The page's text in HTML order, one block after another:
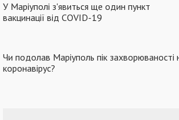
У Маріуполі з'явиться ще один пункт
вакцинації від COVID-19
Чи подолав Маріуполь пік захворюваності
коронавірус?